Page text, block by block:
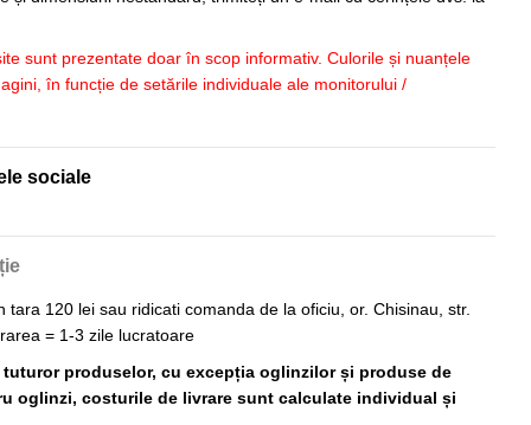
sunt prezentate doar în scop informativ. Culorile și nuanțele
în funcție de setările individuale ale monitorului /
sociale
tara 120 lei sau ridicati comanda de la oficiu, or. Chisinau, str.
= 1-3 zile lucratoare
produselor, cu excepția oglinzilor și produse de
oglinzi, costurile de livrare sunt calculate individual și